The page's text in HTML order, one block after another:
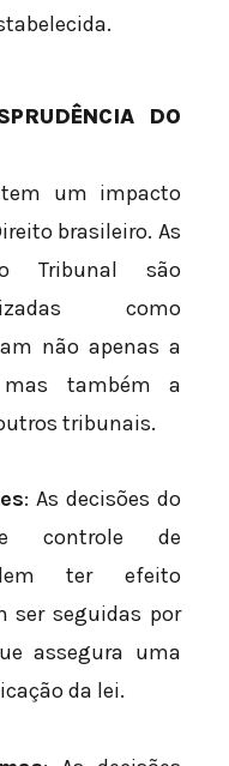
DO
um impacto
brasileiro. As
Tribunal são
como
não apenas a
também a
tribunais.
: As decisões do
controle de
ter efeito
ser seguidas por
assegura uma
da lei.